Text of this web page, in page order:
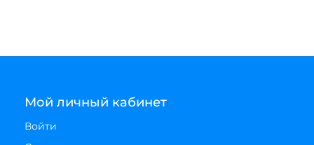
Мой личный кабинет
Войти